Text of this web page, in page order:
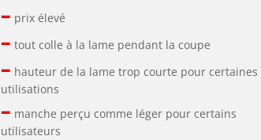
– prix élevé
– tout colle à la lame pendant la coupe
– hauteur de la lame trop courte pour certaines
utilisations
– manche perçu comme léger pour certains
utilisateurs